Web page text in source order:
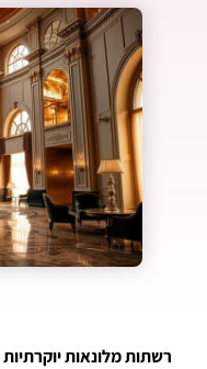
רשתות מלונאות יוקרתיות